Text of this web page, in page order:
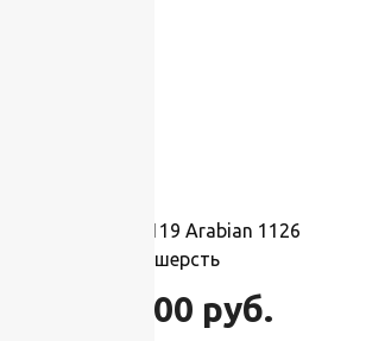
Прямой 119 Arabian 1126
2,50×4,00 м, 100% шерсть
110 000 руб.